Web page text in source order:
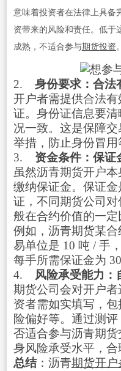
意味着投资者在法律上具备
资带来的风险和责任。低于
成熟，不适合参与期货投资 。
2. 身份要求：合法
开户者需提供合法
证。身份证信息要
况一致。这是保障
举措，防止身份冒用
3. 资金条件：保证
虽然沥青期货开户
缴纳保证金。保证
证，不同期货公司
般在合约价值的一定
例如，沥青期货某
易单位是 10 吨 / 手
每手所需保证金为
4. 风险承受能力：
期货公司会对开户
资者需如实填写，
险偏好等。通过测
否适合参与沥青期
身风险承受水平，合
总结：沥青期货开户